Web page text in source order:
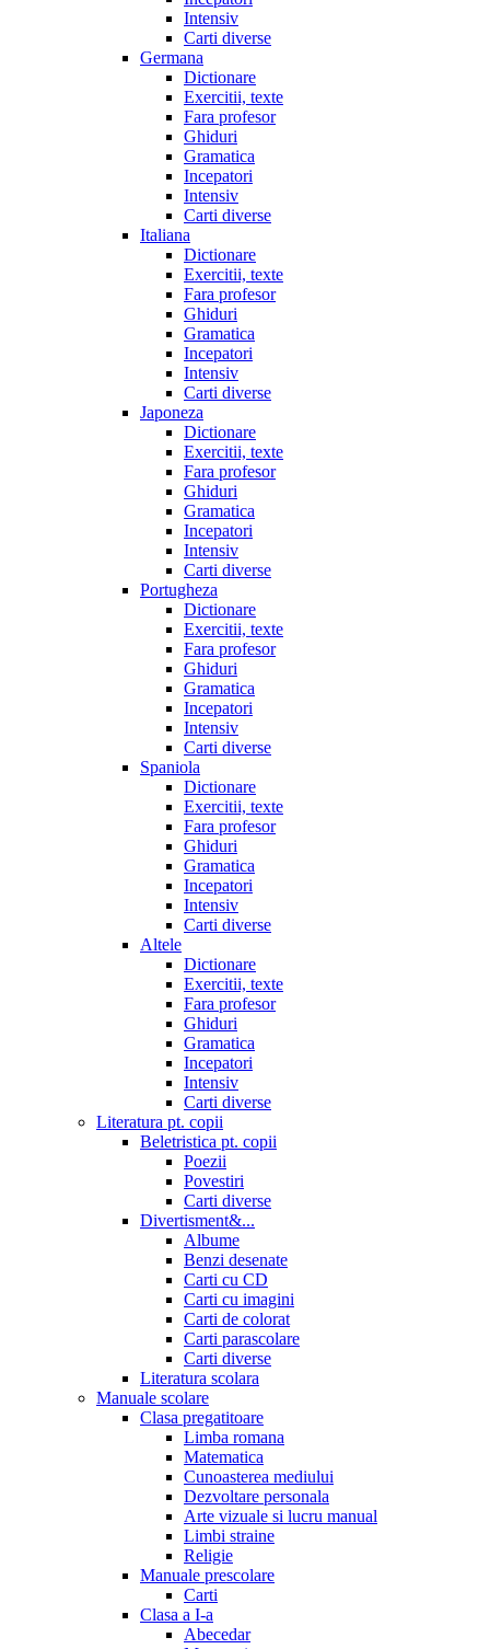
Intensiv
Carti diverse
Germana
Dictionare
Exercitii, texte
Fara profesor
Ghiduri
Gramatica
Incepatori
Intensiv
Carti diverse
Italiana
Dictionare
Exercitii, texte
Fara profesor
Ghiduri
Gramatica
Incepatori
Intensiv
Carti diverse
Japoneza
Dictionare
Exercitii, texte
Fara profesor
Ghiduri
Gramatica
Incepatori
Intensiv
Carti diverse
Portugheza
Dictionare
Exercitii, texte
Fara profesor
Ghiduri
Gramatica
Incepatori
Intensiv
Carti diverse
Spaniola
Dictionare
Exercitii, texte
Fara profesor
Ghiduri
Gramatica
Incepatori
Intensiv
Carti diverse
Altele
Dictionare
Exercitii, texte
Fara profesor
Ghiduri
Gramatica
Incepatori
Intensiv
Carti diverse
Literatura pt. copii
Beletristica pt. copii
Poezii
Povestiri
Carti diverse
Divertisment&...
Albume
Benzi desenate
Carti cu CD
Carti cu imagini
Carti de colorat
Carti parascolare
Carti diverse
Literatura scolara
Manuale scolare
Clasa pregatitoare
Limba romana
Matematica
Cunoasterea mediului
Dezvoltare personala
Arte vizuale si lucru manual
Limbi straine
Religie
Manuale prescolare
Carti
Clasa a I-a
Abecedar